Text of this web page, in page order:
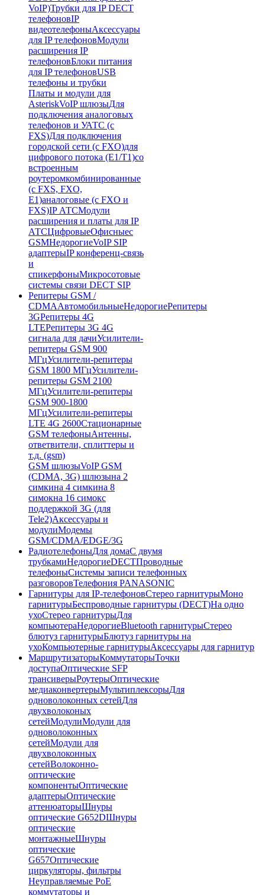
VoIP)Трубки для IP DECT
телефоновIP
видеотелефоныАксессуары
для IP телефоновМодули
расширения IP
телефоновБлоки питания
для IP телефоновUSB
телефоны и трубки
Платы и модули для
AsteriskVoIP шлюзыДля
подключения аналоговых
телефонов и УАТС (с
FXS)Для подключения
городской сети (с FXO)для
цифрового потока (E1/T1)со
встроенным
роутеромкомбинированные
(c FXS, FXO,
E1)аналоговые (с FXO и
FXS)IP АТСМодули
расширения и платы для IP
АТСЦифровыеОфисныес
GSMНедорогиеVoIP SIP
адаптерыIP конференц-связь
и
спикерфоныМикросотовые
системы связи DECT SIP
Репитеры GSM /
CDMAАвтомобильныеНедорогиеРепитеры
3GРепитеры 4G
LTEРепитеры 3G 4G
сигнала для дачиУсилители-
репитеры GSM 900
МГцУсилители-репитеры
GSM 1800 МГцУсилители-
репитеры GSM 2100
МГцУсилители-репитеры
GSM 900-1800
МГцУсилители-репитеры
LTE 4G 2600Стационарные
GSM телефоныАнтенны,
ответвители, сплиттеры и
т.д. (gsm)
GSM шлюзыVoIP GSM
(CDMA, 3G) шлюзына 2
симкина 4 симкина 8
симокна 16 симокс
поддержкой 3G (для
Tele2)Аксессуары и
модулиМодемы
GSM/CDMA/EDGE/3G
РадиотелефоныДля домаС двумя
трубкамиНедорогиеDECTПроводные
телефоныСистемы записи телефонных
разговоровТелефония PANASONIC
Гарнитуры для IP-телефоновСтерео гарнитурыМоно
гарнитурыБеспроводные гарнитуры (DECT)На одно
ухоСтерео гарнитурыДля
компьютераНедорогиеBluetooth гарнитурыСтерео
блютуз гарнитурыБлютуз гарнитуры на
ухоКомпьютерные гарнитурыАксессуары для гарнитур
МаршрутизаторыКоммутаторыТочки
доступаОптические SFP
трансиверыРоутерыОптические
медиаконвертерыМультиплексорыДля
одноволоконных сетейДля
двухволоконых
сетейМодулиМодули для
одноволоконных
сетейМодули для
двухволоконных
сетейВолоконно-
оптические
компонентыОптические
адаптерыОптические
аттенюаторыШнуры
оптические G652DШнуры
оптические
монтажныеШнуры
оптические
G657Оптические
циркуляторы, фильтры
Неуправляемые PoE
коммутаторы и